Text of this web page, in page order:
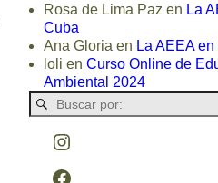
Rosa de Lima Paz en La
Cuba
Ana Gloria en La AEEA
loli enCurso Online de
Ambiental 2024